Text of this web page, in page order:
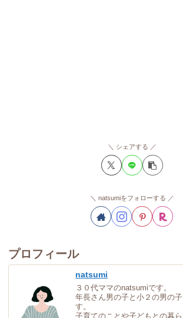
シェアする
natsumiをフォローする
プロフィール
natsumi
３０代ママのnatsumiです。
年長さん男の子と小２の男の
す。
子育てのことや子どもとの暮